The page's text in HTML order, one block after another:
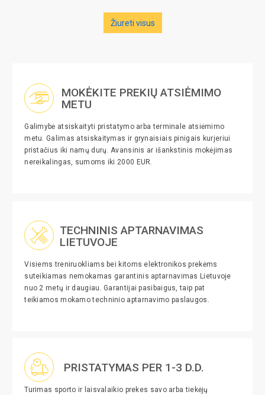
Žiureti visus
MOKĖKITE PREKIŲ ATSIĖMIMO
METU
Galimybė atsiskaityti pristatymo arba terminale atsiėmimo
metu. Galimas atsiskaitymas ir grynaisiais pinigais kurjeriui
pristačius iki namų durų. Avansinis ar išankstinis mokėjimas
nereikalingas, sumoms iki 2000 EUR.
TECHNINIS APTARNAVIMAS
LIETUVOJE
Visiems treniruokliams bei kitoms elektronikos prekėms
suteikiamas nemokamas garantinis aptarnavimas Lietuvoje
nuo 2 metų ir daugiau. Garantijai pasibaigus, taip pat
teikiamos mokamo techninio aptarnavimo paslaugos.
PRISTATYMAS PER 1-3 D.D.
Turimas sporto ir laisvalaikio prekes savo arba tiekėjų